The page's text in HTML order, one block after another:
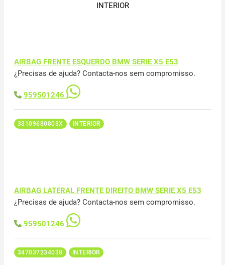
INTERIOR
AIRBAG FRENTE ESQUERDO BMW SERIE X5 E53
¿Precisas de ajuda? Contacta-nos sem compromisso.
959501246
33109680803X INTERIOR
AIRBAG LATERAL FRENTE DIREITO BMW SERIE X5 E53
¿Precisas de ajuda? Contacta-nos sem compromisso.
959501246
347037234038 INTERIOR